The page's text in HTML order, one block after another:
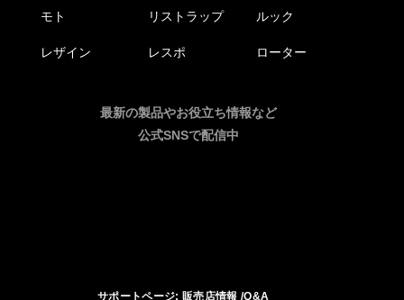
モト リストラップ ルック
レザイン レスポ ローター
最新の製品やお役立ち情報など
公式SNSで配信中
サポートページ: 販売店情報 /Q&A